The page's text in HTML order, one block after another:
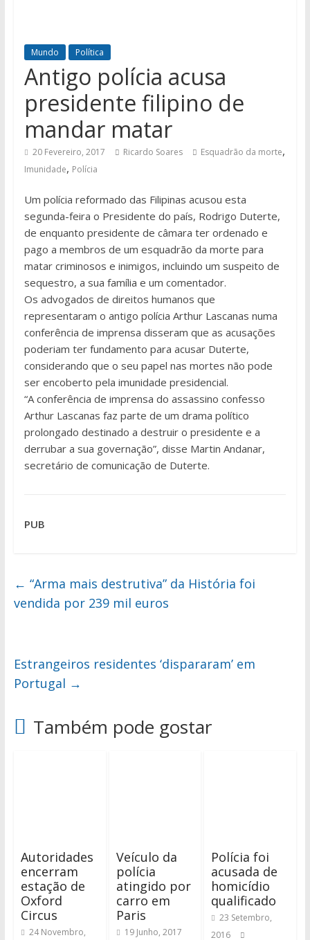
Mundo Política
Antigo polícia acusa
presidente filipino de
mandar matar
20 Fevereiro, 2017 Ricardo Soares Esquadrão da morte,
Imunidade, Polícia
Um polícia reformado das Filipinas acusou esta
segunda-feira o Presidente do país, Rodrigo Duterte,
de enquanto presidente de câmara ter ordenado e
pago a membros de um esquadrão da morte para
matar criminosos e inimigos, incluindo um suspeito de
sequestro, a sua família e um comentador.
Os advogados de direitos humanos que
representaram o antigo polícia Arthur Lascanas numa
conferência de imprensa disseram que as acusações
poderiam ter fundamento para acusar Duterte,
considerando que o seu papel nas mortes não pode
ser encoberto pela imunidade presidencial.
“A conferência de imprensa do assassino confesso
Arthur Lascanas faz parte de um drama político
prolongado destinado a destruir o presidente e a
derrubar a sua governação”, disse Martin Andanar,
secretário de comunicação de Duterte.
PUB
← “Arma mais destrutiva” da História foi
vendida por 239 mil euros
Estrangeiros residentes ‘dispararam’ em
Portugal →
Também pode gostar
Autoridades
encerram
estação de
Oxford
Circus
24 Novembro,
Veículo da
polícia
atingido por
carro em
Paris
19 Junho, 2017
Polícia foi
acusada de
homicídio
qualificado
23 Setembro,
2016